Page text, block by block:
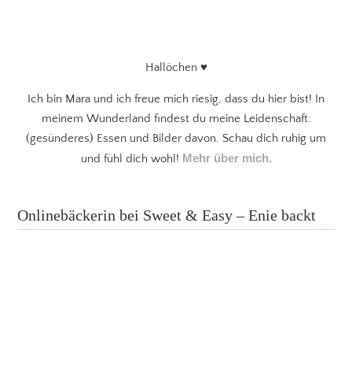
Hallöchen ♥
Ich bin Mara und ich freue mich riesig, dass du hier bist! In
meinem Wunderland findest du meine Leidenschaft:
(gesünderes) Essen und Bilder davon. Schau dich ruhig um
und fühl dich wohl! Mehr über mich.
Onlinebäckerin bei Sweet & Easy – Enie backt